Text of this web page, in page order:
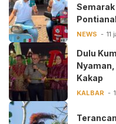
Semarak
NEWS 11
Dulu
Kakap
KALBAR